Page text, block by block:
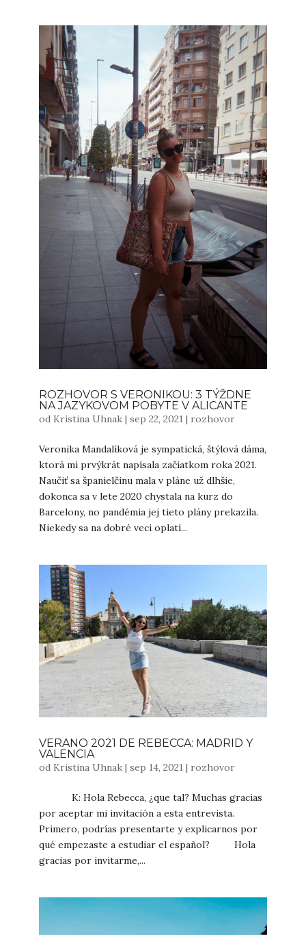
ROZHOVOR S VERONIKOU: 3 TÝŽDNE
NA JAZYKOVOM POBYTE V ALICANTE
od Kristina Uhnak| sep 22, 2021| rozhovor
Veronika Mandalíková je sympatická, štýlová dáma,
ktorá mi prvýkrát napísala začiatkom roka 2021.
Naučiť sa španielčinu mala v pláne už dlhšie,
dokonca sa v lete 2020 chystala na kurz do
Barcelony, no pandémia jej tieto plány prekazila.
Niekedy sa na dobré veci oplatí...
VERANO 2021 DE REBECCA: MADRID Y
VALENCIA
od Kristina Uhnak| sep 14, 2021| rozhovor
K: Hola Rebecca, ¿que tal? Muchas gracias
por aceptar mi invitación a esta entrevista.
Primero, podrías presentarte y explicarnos por
qué empezaste a estudiar el español? Hola
gracias por invitarme,...